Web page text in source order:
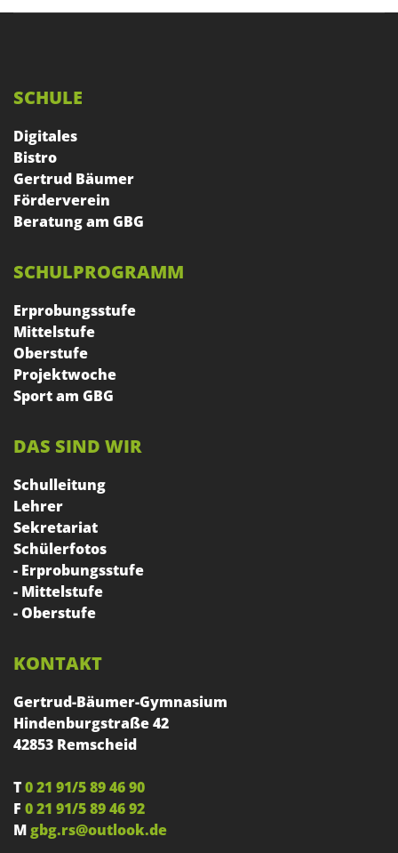
SCHULE
Digitales
Bistro
Gertrud Bäumer
Förderverein
Beratung am GBG
SCHULPROGRAMM
Erprobungsstufe
Mittelstufe
Oberstufe
Projektwoche
Sport am GBG
DAS SIND WIR
Schulleitung
Lehrer
Sekretariat
Schülerfotos
- Erprobungsstufe
- Mittelstufe
- Oberstufe
KONTAKT
Gertrud-Bäumer-Gymnasium
Hindenburgstraße 42
42853 Remscheid
T0 21 91/5 89 46 90
F 0 21 91/5 89 46 92
M gbg.rs@outlook.de